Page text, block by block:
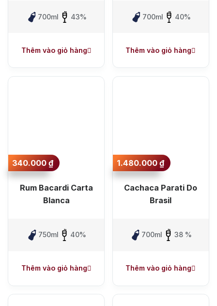
700ml 43%
Thêm vào giỏ hàng
700ml 40%
Thêm vào giỏ hàng
340.000₫
Rum Bacardi Carta
Blanca
750ml 40%
Thêm vào giỏ hàng
1.480.000₫
Cachaca Parati Do
Brasil
700ml 38 %
Thêm vào giỏ hàng